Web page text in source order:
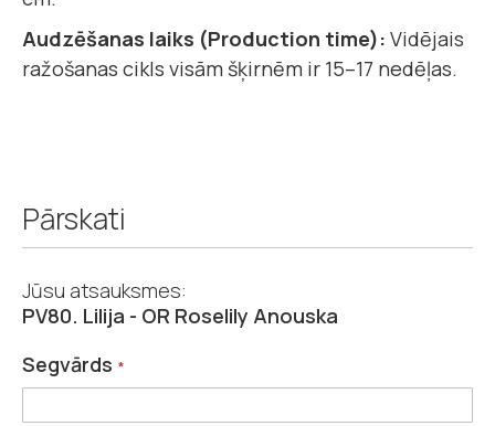
Audzēšanas laiks (Production time): Vidējais
ražošanas cikls visām šķirnēm ir 15–17 nedēļas.
Pārskati
Jūsu atsauksmes:
PV80. Lilija - OR Roselily Anouska
Segvārds